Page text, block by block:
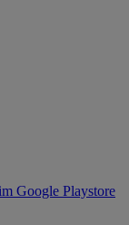
Google Playstore